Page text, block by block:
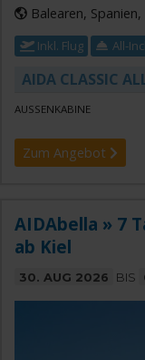
Balearen,
Inkl. Flug All-
AIDA CLASSIC
AUSSENKABINE
Zum Angebot
AIDAbella » 7
ab Kiel
30. AUG 2026 BIS